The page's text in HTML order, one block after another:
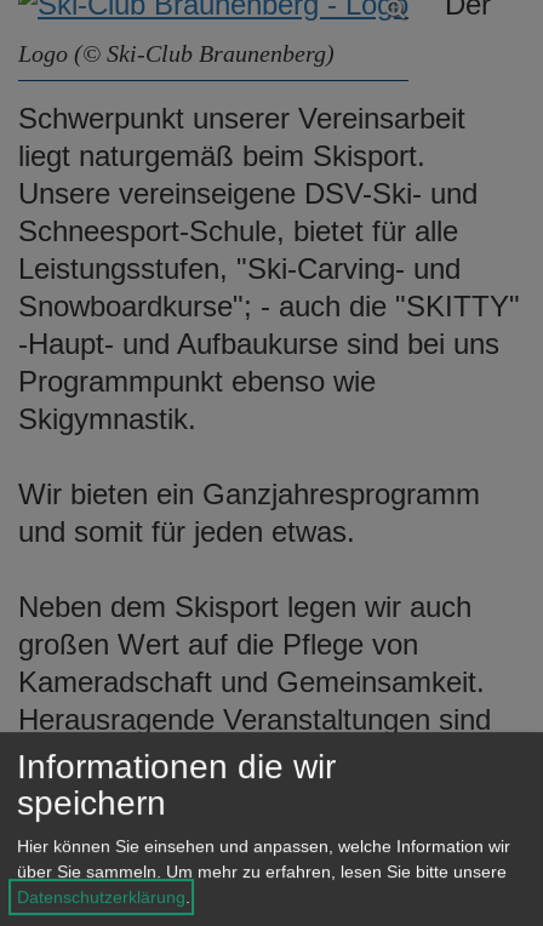
Logo (© Ski-Club Braunenberg)
Schwerpunkt unserer Vereinsarbeit
liegt naturgemäß beim Skisport.
Unsere vereinseigene DSV-Ski- und
Schneesport-Schule, bietet für alle
Leistungsstufen, "Ski-Carving- und
Snowboardkurse"; - auch die "SKITTY"
-Haupt- und Aufbaukurse sind bei uns
Programmpunkt ebenso wie
Skigymnastik.
Wir bieten ein Ganzjahresprogramm
und somit für jeden etwas.
Neben dem Skisport legen wir auch
großen Wert auf die Pflege von
Kameradschaft und Gemeinsamkeit.
Herausragende Veranstaltungen sind
hier der Winter-Eröffnungsball oder der
Saisonabschluss.
Wir bieten aber auch Wanderungen,
ein- und mehrtägige Radtouren, Inline-
Informationen die wir
speichern
Hier können Sie einsehen und anpassen, welche Information wir
über Sie sammeln.
Um mehr zu erfahren, lesen Sie bitte unsere
Datenschutzerklärung